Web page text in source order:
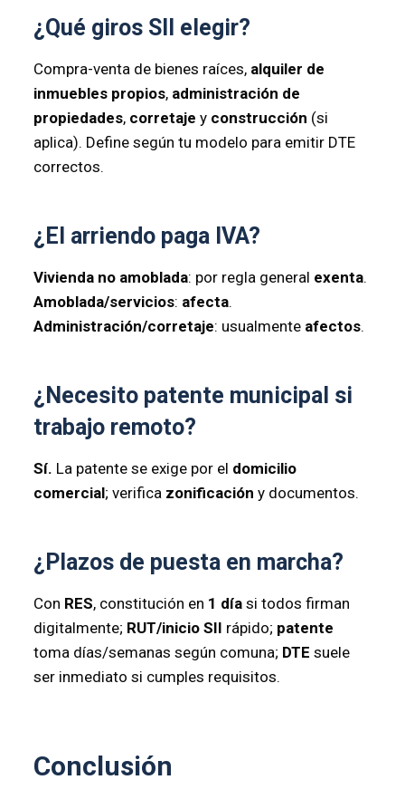
¿Qué giros SII elegir?
Compra-venta de bienes raíces, alquiler de
inmuebles propios, administración de
propiedades, corretaje y construcción (si
aplica). Define según tu modelo para emitir DTE
correctos.
¿El arriendo paga IVA?
Vivienda no amoblada: por regla general exenta.
Amoblada/servicios: afecta.
Administración/corretaje: usualmente afectos.
¿Necesito patente municipal si
trabajo remoto?
Sí. La patente se exige por el domicilio
comercial; verifica zonificación y documentos.
¿Plazos de puesta en marcha?
Con RES, constitución en 1 díasi todos firman
digitalmente; RUT/inicio SII rápido; patente
toma días/semanas según comuna; DTE suele
ser inmediato si cumples requisitos.
Conclusión